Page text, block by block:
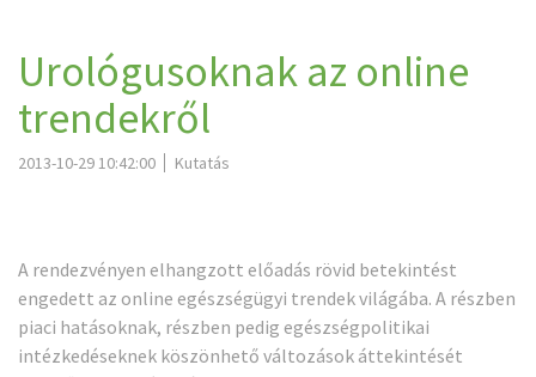
Urológusoknak az online
trendekről
2013-10-29 10:42:00 Kutatás
A rendezvényen elhangzott előadás rövid betekintést
engedett az online egészségügyi trendek világába. A részben
piaci hatásoknak, részben pedig egészségpolitikai
intézkedéseknek köszönhető változások áttekintését